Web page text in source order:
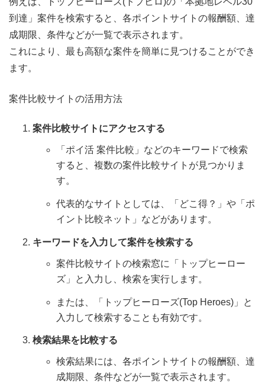
到達」案件を検索すると、各ポイントサイトの報酬額、達
成期限、条件などが一覧で表示されます。
これにより、最も高額な案件を簡単に見つけることができ
ます。
案件比較サイトの活用方法
案件比較サイトにアクセスする
「ポイ活 案件比較」などのキーワードで検索
すると、複数の案件比較サイトが見つかりま
す。
代表的なサイトとしては、「どこ得？」や「ポ
イント比較ネット」などがあります。
キーワードを入力して案件を検索する
案件比較サイトの検索窓に「トップヒーロー
ズ」と入力し、検索を実行します。
または、「トップヒーローズ(Top Heroes)」と
入力して検索することも有効です。
検索結果を比較する
検索結果には、各ポイントサイトの報酬額、達
成期限、条件などが一覧で表示されます。